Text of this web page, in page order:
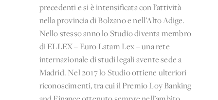
precedenti e si è intensificata con l’attività
nella provincia di Bolzano e nell’Alto Adige.
Nello stesso anno lo Studio diventa membro
di ELLEX – Euro Latam Lex – una rete
internazionale di studi legali avente sede a
Madrid. Nel 2017 lo Studio ottiene ulteriori
riconoscimenti, tra cui il Premio Loy Banking